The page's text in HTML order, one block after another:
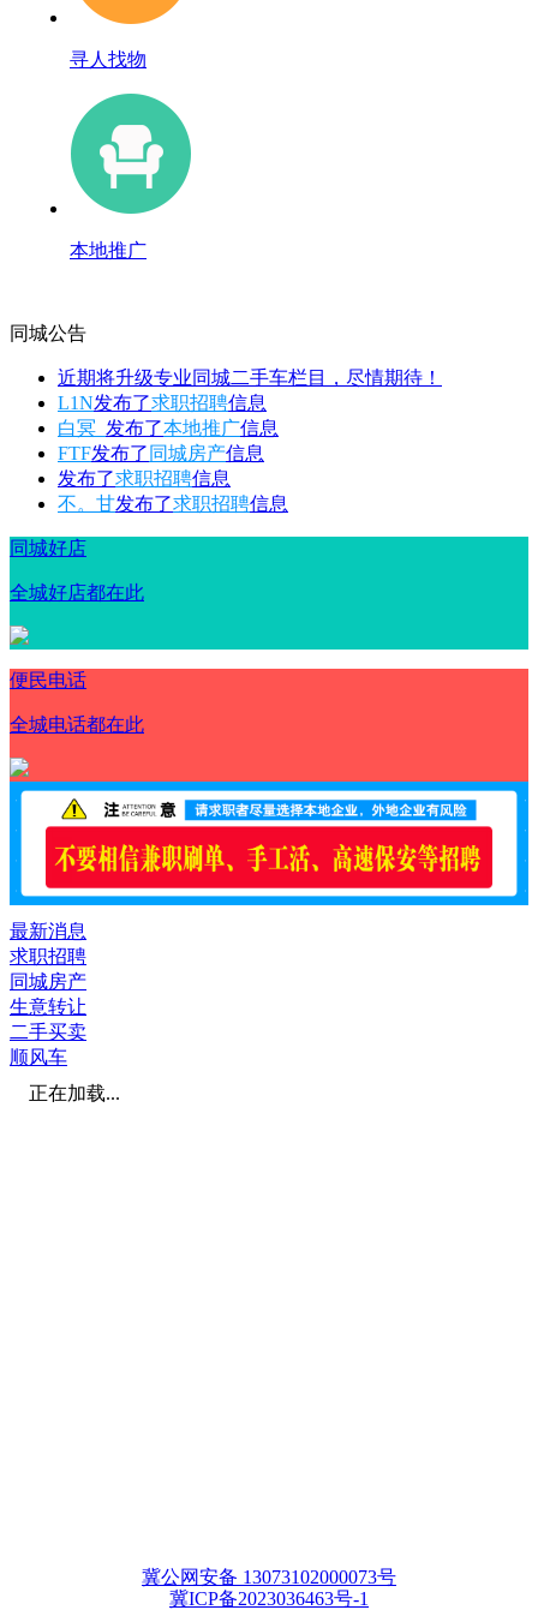
寻人找物
本地推广
同城公告
近期将升级专业同城二手车栏目，尽情期待！
L1N发布了求职招聘信息
白冥_ 发布了本地推广信息
FTF发布了 同城房产信息
发布了求职招聘信息
不。甘发布了求职招聘信息
同城好店
全城好店都在此
便民电话
全城电话都在此
最新消息
求职招聘
同城房产
生意转让
二手买卖
顺风车
正在加载...
冀公网安备 13073102000073号
冀ICP备2023036463号-1